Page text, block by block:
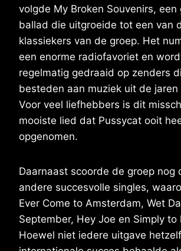
volgde My Broken Souvenirs, een
ballad die uitgroeide tot een van
klassiekers van de groep. Het
een enorme radiofavoriet en
regelmatig gedraaid op zenders
besteden aan muziek uit de jaren
Voor veel liefhebbers is dit
mooiste lied dat Pussycat ooit
opgenomen.
Daarnaast scoorde de groep nog
andere succesvolle singles,
Ever Come to Amsterdam, Wet
September, Hey Joe en Simply to
Hoewel niet iedere uitgave